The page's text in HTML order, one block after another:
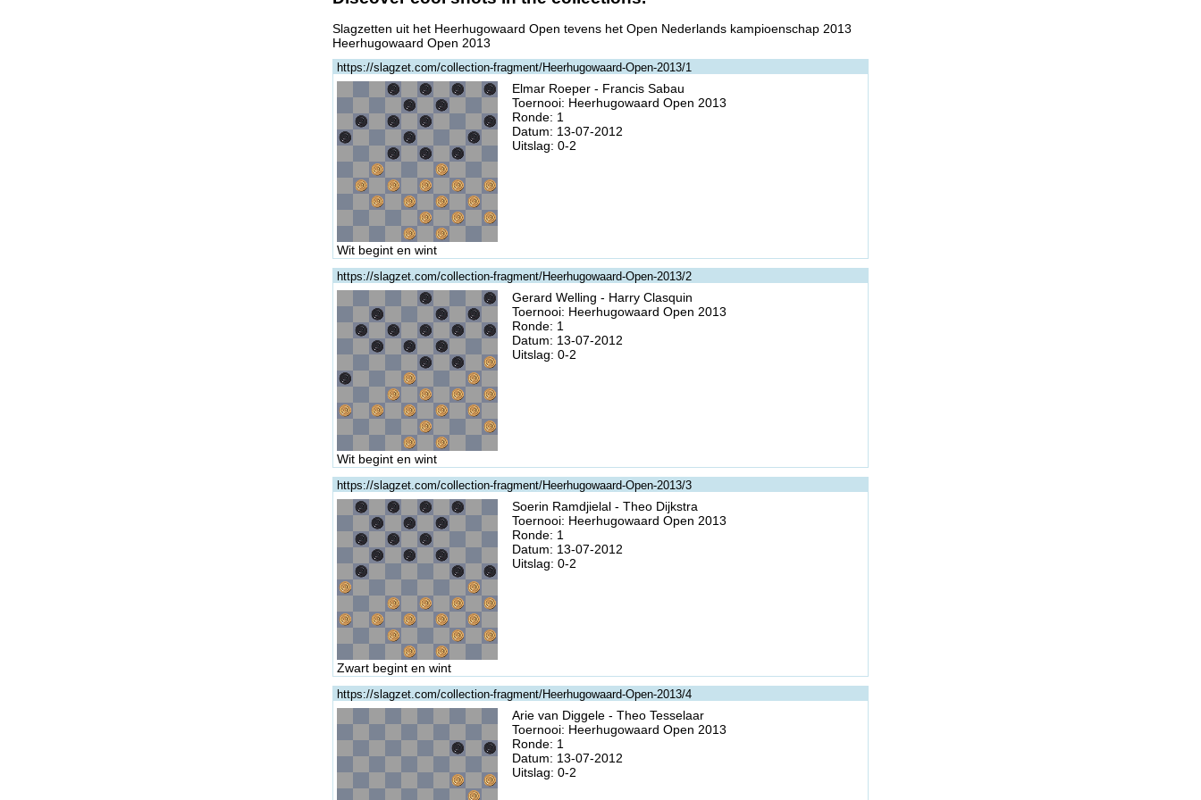
Slagzetten uit het Heerhugowaard Open tevens het Open Nederlands kampioenschap 2013
Heerhugowaard Open 2013
https://slagzet.com/collection-fragment/Heerhugowaard-Open-2013/1
Wit begint en wint
Elmar Roeper - Francis Sabau
Toernooi: Heerhugowaard Open 2013
Ronde: 1
Datum: 13-07-2012
Uitslag: 0-2
https://slagzet.com/collection-fragment/Heerhugowaard-Open-2013/2
Wit begint en wint
Gerard Welling - Harry Clasquin
Toernooi: Heerhugowaard Open 2013
Ronde: 1
Datum: 13-07-2012
Uitslag: 0-2
https://slagzet.com/collection-fragment/Heerhugowaard-Open-2013/3
Zwart begint en wint
Soerin Ramdjielal - Theo Dijkstra
Toernooi: Heerhugowaard Open 2013
Ronde: 1
Datum: 13-07-2012
Uitslag: 0-2
https://slagzet.com/collection-fragment/Heerhugowaard-Open-2013/4
Arie van Diggele - Theo Tesselaar
Toernooi: Heerhugowaard Open 2013
Ronde: 1
Datum: 13-07-2012
Uitslag: 0-2